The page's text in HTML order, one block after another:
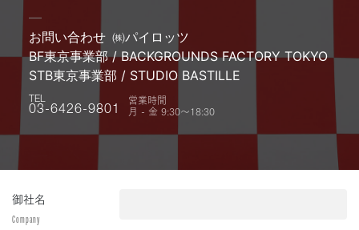
お問い合わせ ㈱パイロッツ
BF東京事業部 / BACKGROUNDS FACTORY TOKYO
STB東京事業部 / STUDIO BASTILLE
TEL
03-6426-9801
営業時間
月 - 金 9:30〜18:30
御社名
Company